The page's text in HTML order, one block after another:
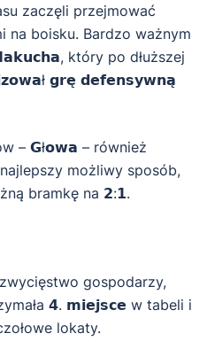
zaczęli przejmować
na boisku. Bardzo ważnym
który po dłuższej
𝗴𝗿𝗲̨ 𝗱𝗲𝗳𝗲𝗻𝘀𝘆𝘄𝗻𝗮̨
– 𝗚ł𝗼𝘄𝗮 – również
możliwy sposób,
bramkę na 𝟮:𝟭.
gospodarzy,
𝟰. 𝗺𝗶𝗲𝗷𝘀𝗰𝗲 w tabeli i
lokaty.